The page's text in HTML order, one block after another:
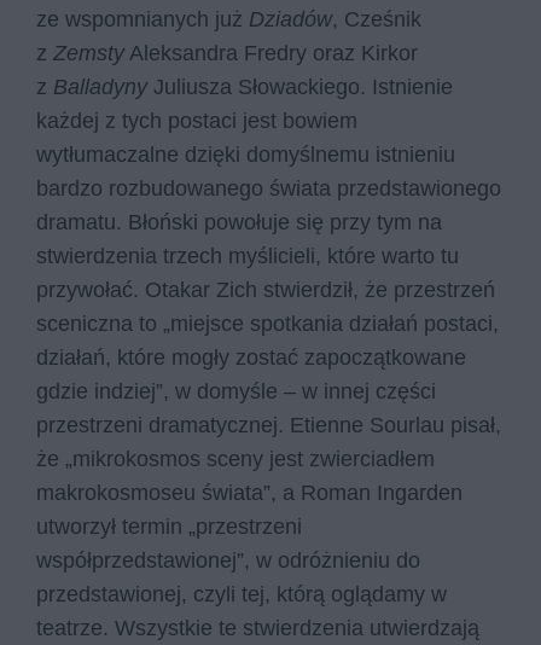
ze wspomnianych już Dziadów, Cześnik
z ZemstyAleksandra Fredry oraz Kirkor
z BalladynyJuliusza Słowackiego. Istnienie
każdej z tych postaci jest bowiem
wytłumaczalne dzięki domyślnemu istnieniu
bardzo rozbudowanego świata przedstawionego
dramatu. Błoński powołuje się przy tym na
stwierdzenia trzech myślicieli, które warto tu
przywołać. Otakar Zich stwierdził, że przestrzeń
sceniczna to „miejsce spotkania działań postaci,
działań, które mogły zostać zapoczątkowane
gdzie indziej”, w domyśle – w innej części
przestrzeni dramatycznej. Etienne Sourlau pisał,
że „mikrokosmos sceny jest zwierciadłem
makrokosmoseu świata”, a Roman Ingarden
utworzył termin „przestrzeni
współprzedstawionej”, w odróżnieniu do
przedstawionej, czyli tej, którą oglądamy w
teatrze. Wszystkie te stwierdzenia utwierdzają